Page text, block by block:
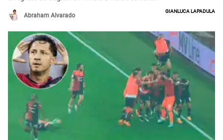
Abraham Alvarado
Gianluca Lapadula